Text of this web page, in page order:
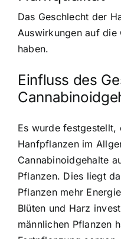
Das Geschlecht der
Auswirkungen auf die
haben.
Einfluss des
Es wurde festgestellt,
Hanfpflanzen im
Cannabinoidgehalte
Pflanzen. Dies liegt
Pflanzen mehr
Blüten und Harz
männlichen Pflanzen